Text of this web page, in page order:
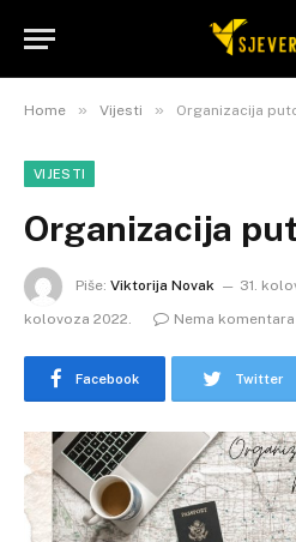
Home » Vijesti » Organizacija
VIJESTI
Organizacija
Piše: Viktorija Novak 31.
kolovoza 2022.
Nema komentara
Facebook Twitter